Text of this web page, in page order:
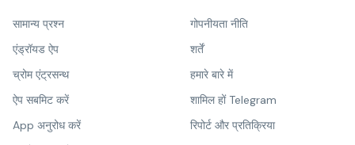
सामान्य प्रश्न
एंड्रॉयड ऐप
च्रोम एंट्रसन्थ
ऐप सबमिट करें
App अनुरोध करें
गोपनीयता नीति
शर्तें
हमारे बारे में
शामिल हों Telegram
रिपोर्ट और प्रतिक्रिया